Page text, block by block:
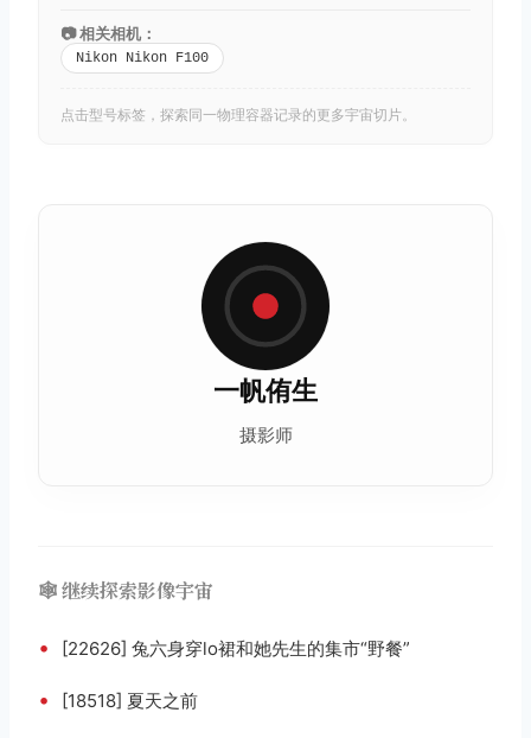
📷 相关相机：
Nikon Nikon F100
点击型号标签，探索同一物理容器记录的更多宇宙切片。
一帆侑生
摄影师
🕸️ 继续探索影像宇宙
• [22626] 兔六身穿lo裙和她先生的集市“野餐”
• [18518] 夏天之前